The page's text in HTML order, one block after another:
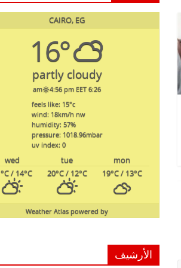
CAIRO, EG
16°
partly cloudy
6:26 am
4:56 pm EET
feels like: 15°c
wind: 18km/h nw
humidity: 57%
pressure: 1018.96mbar
uv index: 0
mon
tue
wed
19°C/ 13°C
20°C/ 12°C
°C/ 14°C
powered by
Weather Atlas
الأرشيف